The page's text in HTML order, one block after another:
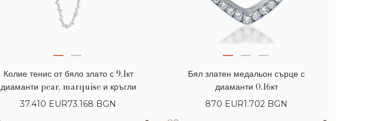
Колие тенис от бяло злато с 9.1кт
диаманти pear, marquise и кръгли
37.410 EUR73.168 BGN
Бял златен медальон сърце с
диаманти 0.16кт
870 EUR1.702 BGN